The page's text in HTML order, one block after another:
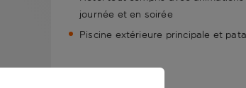
journée et en soirée
Piscine extérieure principale et